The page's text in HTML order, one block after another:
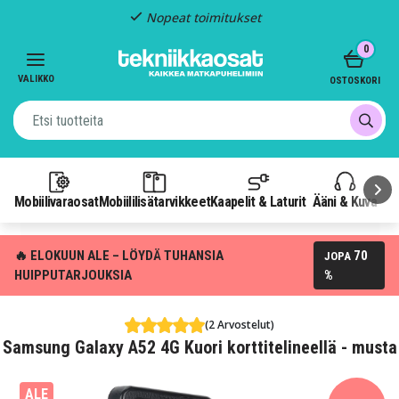
Nopeat toimitukset
VALIKKO
MobiilivaraosatMobiililisätarvikkeetKaapelit & Laturit Ääni & Kuva
0
OSTOSKORI
🔥 ELOKUUN ALE – LÖYDÄ TUHANSIA
HUIPPUTARJOUKSIA
JOPA 70
%
(2 Arvostelut)
Samsung Galaxy A52 4G Kuori korttitelineellä - musta
ALE